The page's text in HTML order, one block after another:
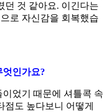
던 것 같아요. 이긴다는
로 자신감을 회복했습
엇인가요?
었기 때문에 셔틀콕 속
점도 높다보니 어떻게